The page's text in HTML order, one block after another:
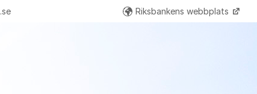
Riksbankens webbplats